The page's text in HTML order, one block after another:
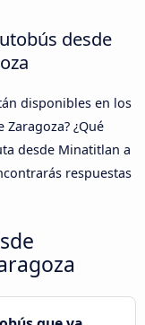
desde
disponibles en los
¿Qué
desde Minatitlan a
respuestas